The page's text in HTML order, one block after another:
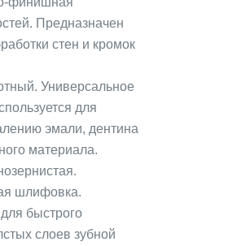
Предназначен
стен и кромок
Универсальное
для
эмали, дентина
материала.
шлифовка.
быстрого
слоев зубной